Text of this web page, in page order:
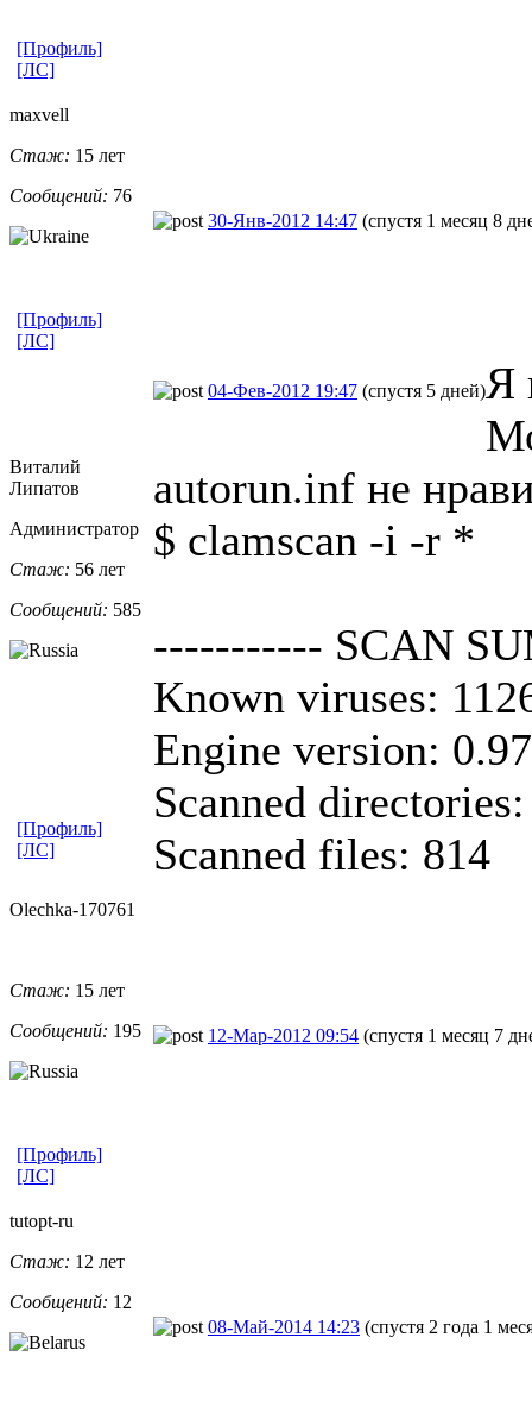
[Профиль]
[ЛС]
maxvell
Стаж: 15 лет
Сообщений: 76
30-Янв-2012 14:47 (спустя 1 месяц 8
[Профиль]
[ЛС]
Виталий
Липатов
Администратор
Стаж: 56 лет
Сообщений: 585
04-Фев-2012 19:47 (спустя 5 дней)Я
autorun.inf не
$ clamscan -i -r *
----------- SCAN
Known viruses:
Engine version:
Scanned
Scanned files: 814
[Профиль]
[ЛС]
Olechka-1707​61
Стаж: 15 лет
Сообщений: 195 12-Мар-2012 09:54 (спустя 1 месяц 7
[Профиль]
[ЛС]
tutopt-ru
Стаж: 12 лет
Сообщений: 12
08-Май-2014 14:23 (спустя 2 года 1